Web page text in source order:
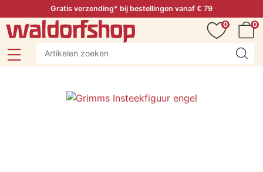
Gratis verzending* bij bestellingen vanaf € 79
0
0